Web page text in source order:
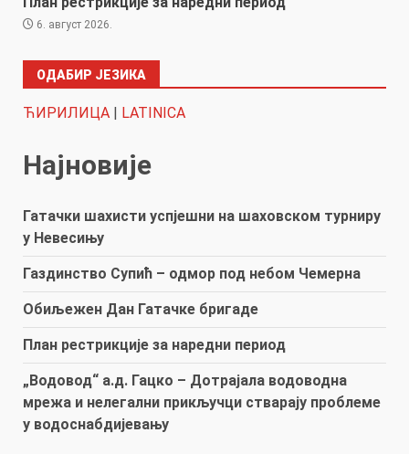
6. август 2026.
ОДАБИР ЈЕЗИКА
ЋИРИЛИЦА | LATINICA
Најновије
Гатачки шахисти успјешни на шаховском турниру
у Невесињу
Газдинство Супић – одмор под небом Чемерна
Обиљежен Дан Гатачке бригаде
План рестрикције за наредни период
„Водовод“ а.д. Гацко – Дотрајала водоводна
мрежа и нелегални прикључци стварају проблеме
у водоснабдијевању